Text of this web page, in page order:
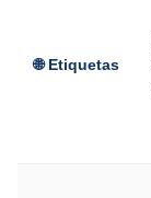
🌐 Etiquetas